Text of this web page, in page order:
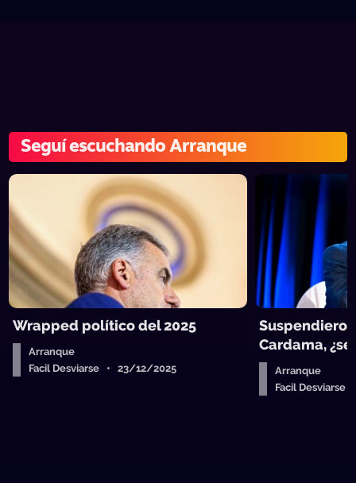
Seguí escuchando Arranque
Wrapped político del 2025
Arranque
Facil Desviarse • 23/12/2025
Cardama,
Arranque
Facil